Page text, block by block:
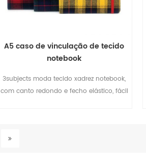
A5 caso de vinculação de tecido
notebook
3subjects moda tecido xadrez notebook,
com canto redondo e fecho elástico, fácil